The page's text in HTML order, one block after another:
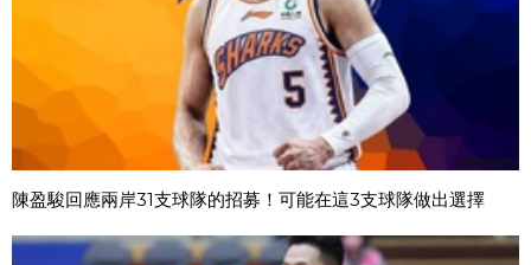
陳盈駿回應兩岸31支球隊的招募！可能在這3支球隊做出選擇